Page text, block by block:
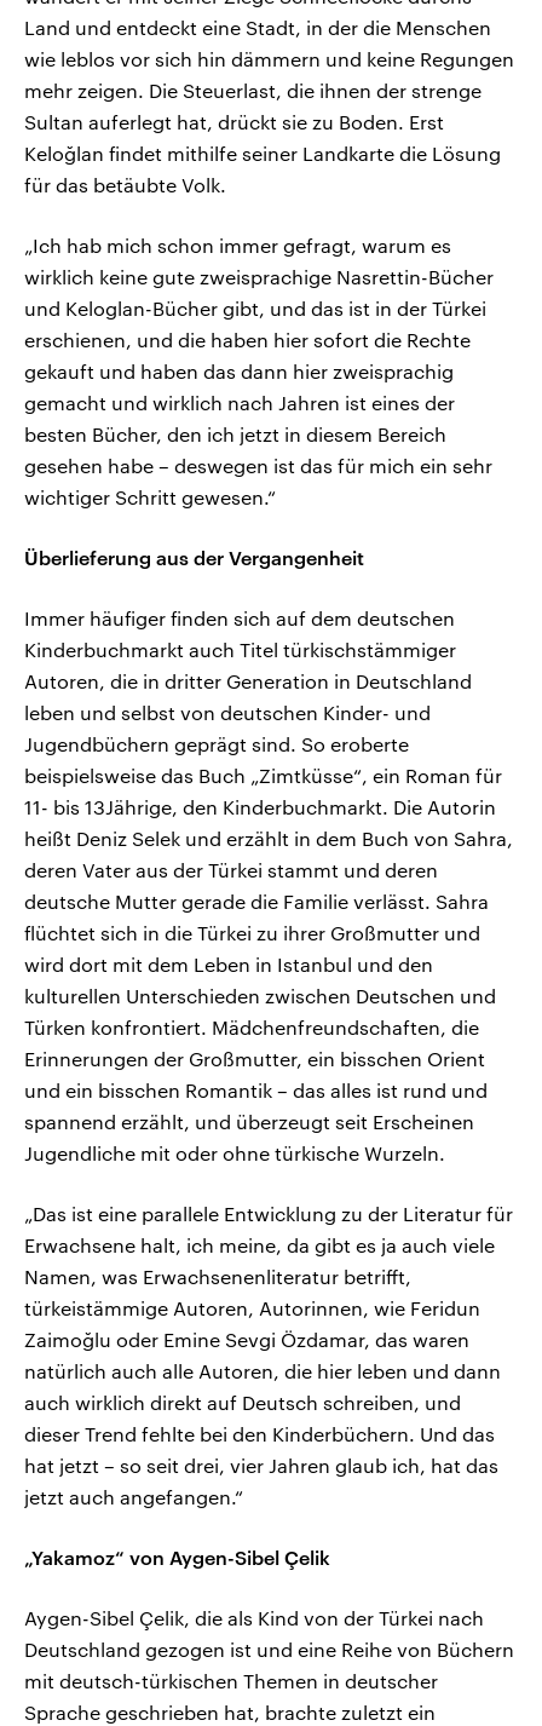
Land und entdeckt eine Stadt, in der die Menschen
wie leblos vor sich hin dämmern und keine Regungen
mehr zeigen. Die Steuerlast, die ihnen der strenge
Sultan auferlegt hat, drückt sie zu Boden. Erst
Keloğlan findet mithilfe seiner Landkarte die Lösung
für das betäubte Volk.
„Ich hab mich schon immer gefragt, warum es
wirklich keine gute zweisprachige Nasrettin-Bücher
und Keloglan-Bücher gibt, und das ist in der Türkei
erschienen, und die haben hier sofort die Rechte
gekauft und haben das dann hier zweisprachig
gemacht und wirklich nach Jahren ist eines der
besten Bücher, den ich jetzt in diesem Bereich
gesehen habe – deswegen ist das für mich ein sehr
wichtiger Schritt gewesen.“
Überlieferung aus der Vergangenheit
Immer häufiger finden sich auf dem deutschen
Kinderbuchmarkt auch Titel türkischstämmiger
Autoren, die in dritter Generation in Deutschland
leben und selbst von deutschen Kinder- und
Jugendbüchern geprägt sind. So eroberte
beispielsweise das Buch „Zimtküsse“, ein Roman für
11- bis 13Jährige, den Kinderbuchmarkt. Die Autorin
heißt Deniz Selek und erzählt in dem Buch von Sahra,
deren Vater aus der Türkei stammt und deren
deutsche Mutter gerade die Familie verlässt. Sahra
flüchtet sich in die Türkei zu ihrer Großmutter und
wird dort mit dem Leben in Istanbul und den
kulturellen Unterschieden zwischen Deutschen und
Türken konfrontiert. Mädchenfreundschaften, die
Erinnerungen der Großmutter, ein bisschen Orient
und ein bisschen Romantik – das alles ist rund und
spannend erzählt, und überzeugt seit Erscheinen
Jugendliche mit oder ohne türkische Wurzeln.
„Das ist eine parallele Entwicklung zu der Literatur für
Erwachsene halt, ich meine, da gibt es ja auch viele
Namen, was Erwachsenenliteratur betrifft,
türkeistämmige Autoren, Autorinnen, wie Feridun
Zaimoğlu oder Emine Sevgi Özdamar, das waren
natürlich auch alle Autoren, die hier leben und dann
auch wirklich direkt auf Deutsch schreiben, und
dieser Trend fehlte bei den Kinderbüchern. Und das
hat jetzt – so seit drei, vier Jahren glaub ich, hat das
jetzt auch angefangen.“
„Yakamoz“ von Aygen-Sibel Çelik
Aygen-Sibel Çelik, die als Kind von der Türkei nach
Deutschland gezogen ist und eine Reihe von Büchern
mit deutsch-türkischen Themen in deutscher
Sprache geschrieben hat, brachte zuletzt ein